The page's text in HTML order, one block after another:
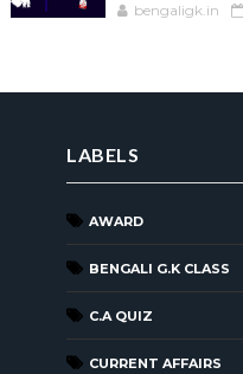
bengaligk.in
LABELS
AWARD
BENGALI G.K CLASS
C.A QUIZ
CURRENT AFFAIRS